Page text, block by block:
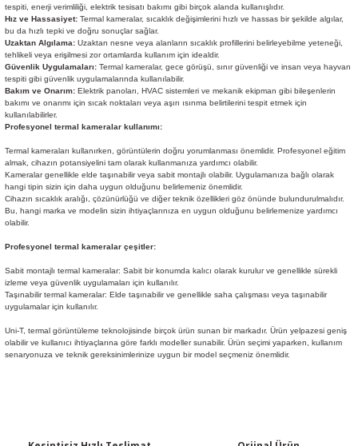
tespiti, enerji verimliliği, elektrik tesisatı bakımı gibi birçok alanda kullanışlıdır.
Hız ve Hassasiyet: Termal kameralar, sıcaklık değişimlerini hızlı ve hassas bir şekilde algılar,
bu da hızlı tepki ve doğru sonuçlar sağlar.
Uzaktan Algılama: Uzaktan nesne veya alanların sıcaklık profillerini belirleyebilme yeteneği,
tehlikeli veya erişilmesi zor ortamlarda kullanım için idealdir.
Güvenlik Uygulamaları: Termal kameralar, gece görüşü, sınır güvenliği ve insan veya hayvan
tespiti gibi güvenlik uygulamalarında kullanılabilir.
Bakım ve Onarım: Elektrik panoları, HVAC sistemleri ve mekanik ekipman gibi bileşenlerin
bakımı ve onarımı için sıcak noktaları veya aşırı ısınma belirtilerini tespit etmek için
kullanılabilirler.
Profesyonel termal kameralar kullanımı:
Termal kameraları kullanırken, görüntülerin doğru yorumlanması önemlidir. Profesyonel eğitim
almak, cihazın potansiyelini tam olarak kullanmanıza yardımcı olabilir.
Kameralar genellikle elde taşınabilir veya sabit montajlı olabilir. Uygulamanıza bağlı olarak
hangi tipin sizin için daha uygun olduğunu belirlemeniz önemlidir.
Cihazın sıcaklık aralığı, çözünürlüğü ve diğer teknik özellikleri göz önünde bulundurulmalıdır.
Bu, hangi marka ve modelin sizin ihtiyaçlarınıza en uygun olduğunu belirlemenize yardımcı
olabilir.
Profesyonel termal kameralar çeşitler:
Sabit montajlı termal kameralar: Sabit bir konumda kalıcı olarak kurulur ve genellikle sürekli
izleme veya güvenlik uygulamaları için kullanılır.
Taşınabilir termal kameralar: Elde taşınabilir ve genellikle saha çalışması veya taşınabilir
uygulamalar için kullanılır.
Uni-T, termal görüntüleme teknolojisinde birçok ürün sunan bir markadır. Ürün yelpazesi geniş
olabilir ve kullanıcı ihtiyaçlarına göre farklı modeller sunabilir. Ürün seçimi yaparken, kullanım
senaryonuza ve teknik gereksinimlerinize uygun bir model seçmeniz önemlidir.